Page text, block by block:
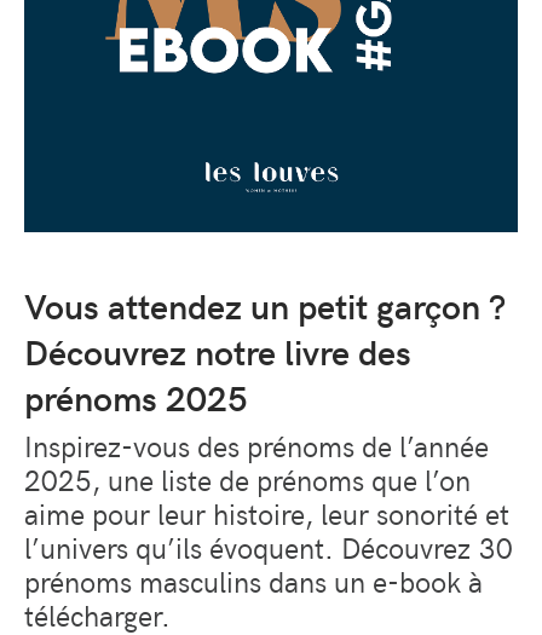
Vous attendez un petit garçon ?
Découvrez notre livre des
prénoms 2025
Inspirez-vous des prénoms de l’année
2025, une liste de prénoms que l’on
aime pour leur histoire, leur sonorité et
l’univers qu’ils évoquent. Découvrez 30
prénoms masculins dans un e-book à
télécharger.